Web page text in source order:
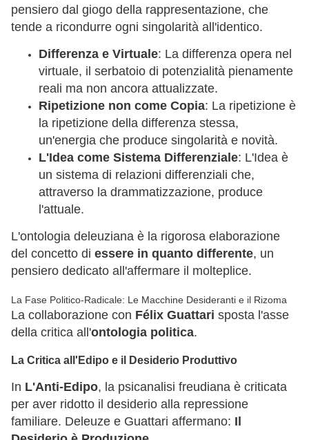
pensiero dal giogo della rappresentazione, che
tende a ricondurre ogni singolarità all'identico.
Differenza e Virtuale: La differenza opera nel
virtuale, il serbatoio di potenzialità pienamente
reali ma non ancora attualizzate.
Ripetizione non come Copia: La ripetizione è
la ripetizione della differenza stessa,
un'energia che produce singolarità e novità.
L'Idea come Sistema Differenziale: L'Idea è
un sistema di relazioni differenziali che,
attraverso la drammatizzazione, produce
l'attuale.
L'ontologia deleuziana è la rigorosa elaborazione
del concetto di essere in quanto differente, un
pensiero dedicato all'affermare il molteplice.
La Fase Politico-Radicale: Le Macchine Desideranti e il Rizoma
La collaborazione con Félix Guattari sposta l'asse
della critica all'ontologia politica.
La Critica all'Edipo e il Desiderio Produttivo
In L'Anti-Edipo, la psicanalisi freudiana è criticata
per aver ridotto il desiderio alla repressione
familiare. Deleuze e Guattari affermano: Il